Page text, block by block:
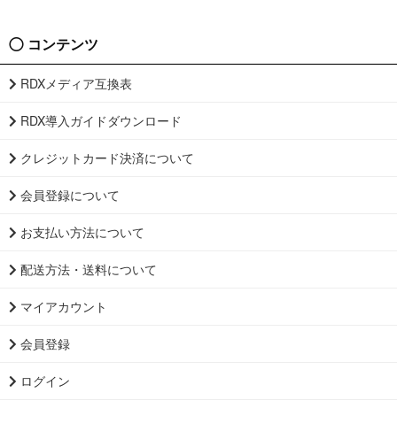
コンテンツ
RDXメディア互換表
RDX導入ガイドダウンロード
クレジットカード決済について
会員登録について
お支払い方法について
配送方法・送料について
マイアカウント
会員登録
ログイン